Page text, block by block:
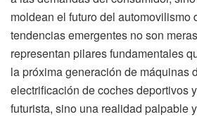
moldean el futuro del automovilismo
tendencias emergentes no son
representan pilares fundamentales
la próxima generación de máquinas
electrificación de coches deportivos
futurista, sino una realidad palpable